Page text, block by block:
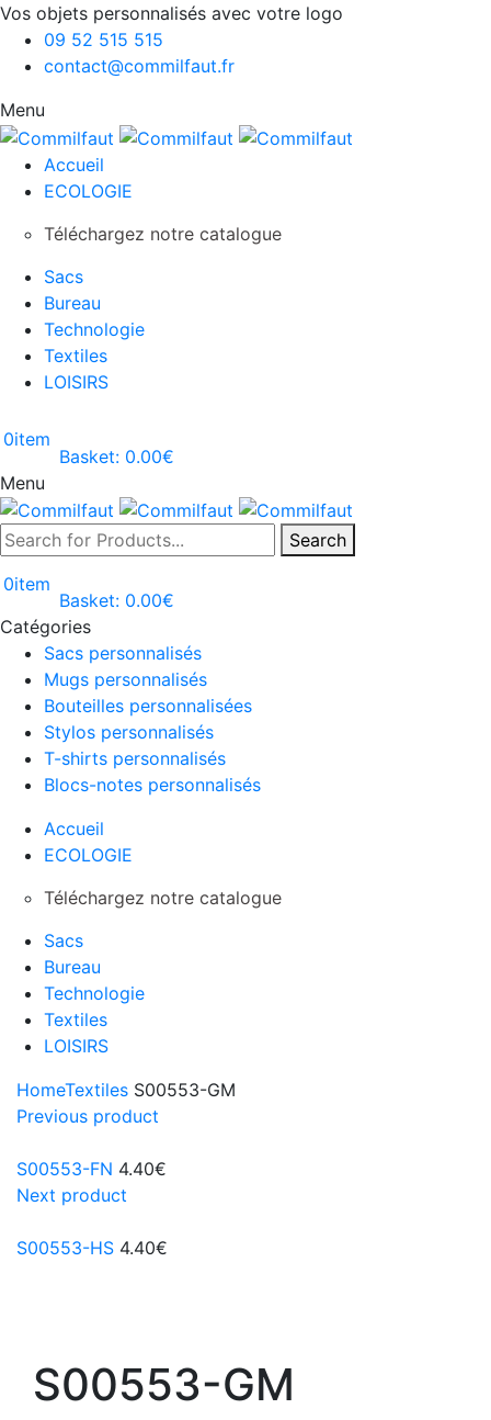
Vos objets personnalisés avec votre logo
09 52 515 515
contact@commilfaut.fr
Menu
Accueil
ECOLOGIE
Téléchargez notre catalogue
Sacs
Bureau
Technologie
Textiles
LOISIRS
0item
Basket: 0.00€
Menu
Search
0item
Basket: 0.00€
Catégories
Sacs personnalisés
Mugs personnalisés
Bouteilles personnalisées
Stylos personnalisés
T-shirts personnalisés
Blocs-notes personnalisés
Accueil
ECOLOGIE
Téléchargez notre catalogue
Sacs
Bureau
Technologie
Textiles
LOISIRS
HomeTextiles S00553-GM
Previous product
S00553-FN 4.40€
Next product
S00553-HS 4.40€
S00553-GM